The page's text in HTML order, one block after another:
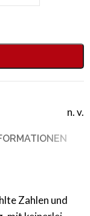
n. v.
Zahlen und